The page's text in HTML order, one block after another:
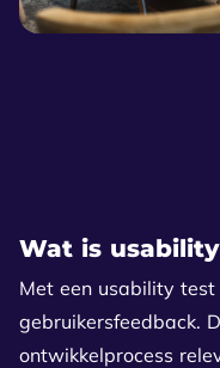
Wat is
Met een usability
gebruikersfeedback.
ontwikkelprocess